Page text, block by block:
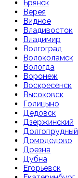
Брянск
Верея
Видное
Владивосток
Владимир
Волгоград
Волоколамск
Вологда
Воронеж
Воскресенск
Высоковск
Голицыно
Дедовск
Дзержинский
Долгопрудный
Домодедово
Дрезна
Дубна
Егорьевск